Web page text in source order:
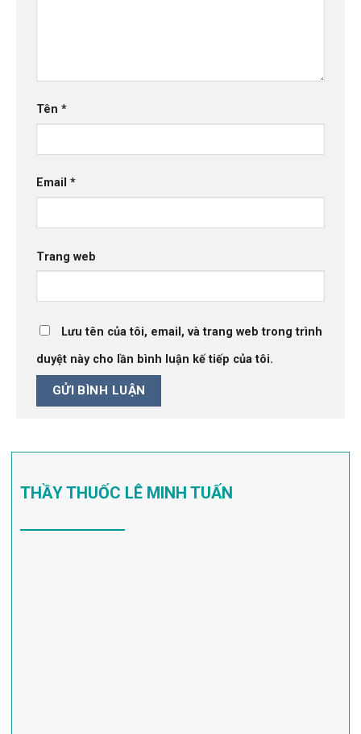
Tên *
Email *
Trang web
Lưu tên của tôi, email, và trang web trong trình
duyệt này cho lần bình luận kế tiếp của tôi.
THẦY THUỐC LÊ MINH TUẤN